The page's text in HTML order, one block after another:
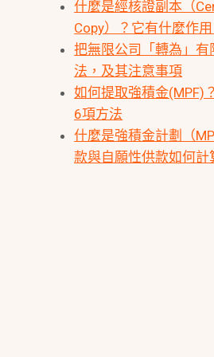
什麼是經核證副本（
Copy）？它有什麼作用
把無限公司「轉為」有
法，及其注意事項
如何提取強積金(MPF)
6項方法
什麼是強積金計劃（
款與自願性供款如何計